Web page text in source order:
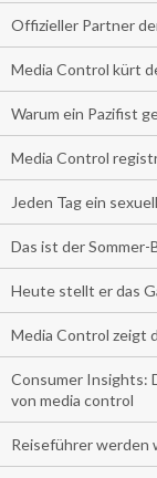
Offizieller Partner
Media Control kürt
Warum ein Pazifist
Media Control
Jeden Tag ein
Das ist der
Heute stellt er das
Media Control zeigt
Consumer Insights:
von media control
Reiseführer werden